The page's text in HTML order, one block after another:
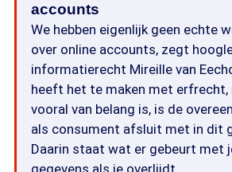
accounts
We hebben eigenlijk geen echte
over online accounts, zegt
informatierecht Mireille van
heeft het te maken met erfrecht,
vooral van belang is, is de
als consument afsluit met in dit
Daarin staat wat er gebeurt met
gegevens als je overlijdt.